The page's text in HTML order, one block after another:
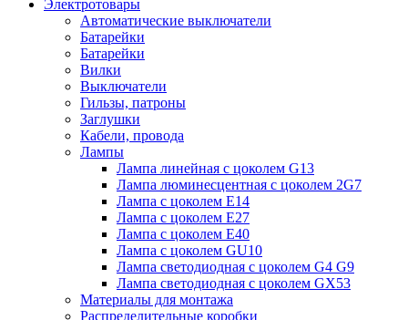
Электротовары
Автоматические выключатели
Батарейки
Батарейки
Вилки
Выключатели
Гильзы, патроны
Заглушки
Кабели, провода
Лампы
Лампа линейная с цоколем G13
Лампа люминесцентная с цоколем 2G7
Лампа с цоколем E14
Лампа с цоколем E27
Лампа с цоколем E40
Лампа с цоколем GU10
Лампа светодиодная с цоколем G4 G9
Лампа светодиодная с цоколем GX53
Материалы для монтажа
Распределительные коробки